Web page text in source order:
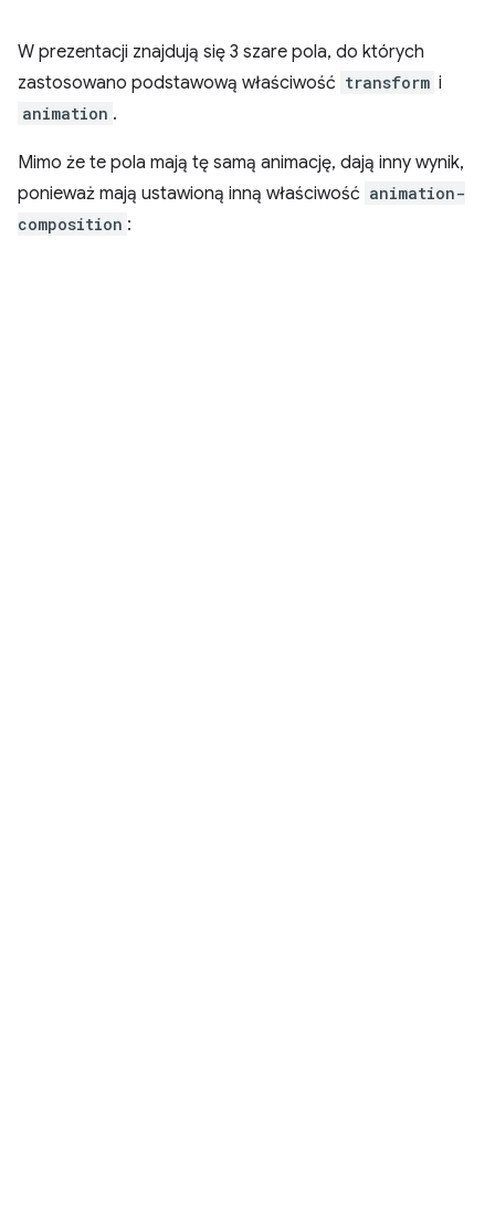
W prezentacji znajdują się 3 szare pola, do których
zastosowano podstawową właściwość transform i
animation .
Mimo że te pola mają tę samą animację, dają inny wynik,
ponieważ mają ustawioną inną właściwość animation-
composition :